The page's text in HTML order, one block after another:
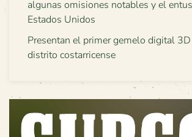
algunas omisiones notables y el
Estados Unidos
Presentan el primer gemelo digital
distrito costarricense